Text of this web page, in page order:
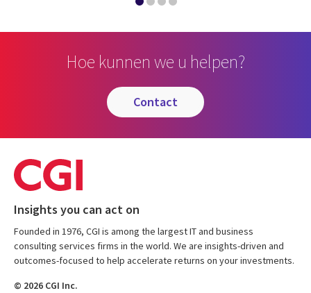
Hoe kunnen we u helpen?
contact
Insights you can act on
Founded in 1976, CGI is among the largest IT and business
consulting services firms in the world. We are insights-driven and
outcomes-focused to help accelerate returns on your investments.
© 2026 CGI Inc.